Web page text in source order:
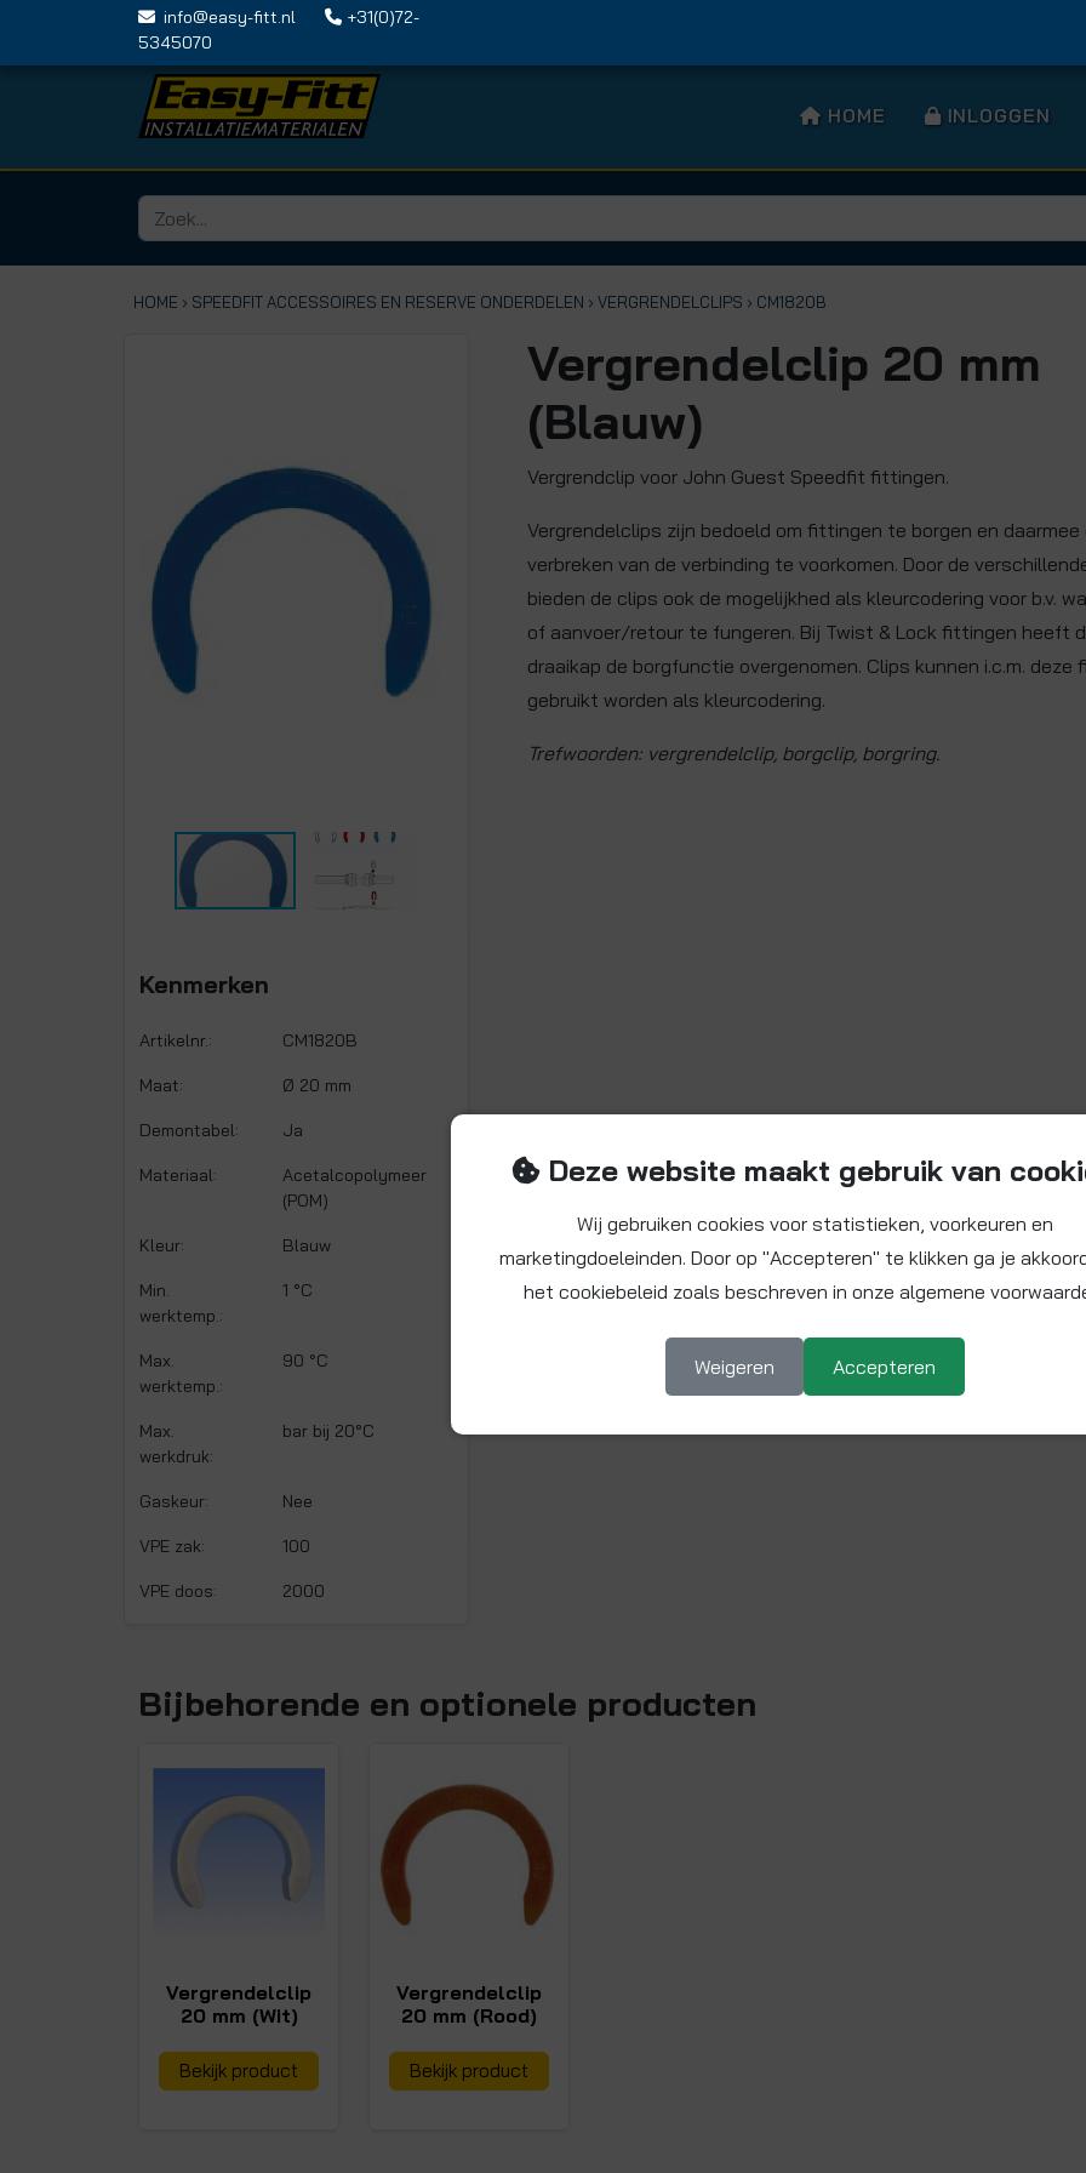
info@easy-fitt.nl
+31(0)72-
5345070
HOME INLOGGEN
HOME › SPEEDFIT ACCESSOIRES EN RESERVE ONDERDELEN › VERGRENDELCLIPS › CM1820B
Kenmerken
Artikelnr.: CM1820B
Maat: Ø 20 mm
Demontabel: Ja
Materiaal:
Acetalcopolymeer
(POM)
Kleur: Blauw
Min.
werktemp.:
1 °C
Max.
werktemp.:
90 °C
Max.
werkdruk:
bar bij 20°C
Gaskeur: Nee
VPE zak: 100
VPE doos: 2000
Vergrendelclip 20 mm
(Blauw)
Vergrendclip voor John Guest Speedfit fittingen.
Vergrendelclips zijn bedoeld om fittingen te borgen en daarmee
verbreken van de verbinding te voorkomen. Door de
bieden de clips ook de mogelijkhed als kleurcodering voor b.v.
of aanvoer/retour te fungeren. Bij Twist & Lock fittingen heeft
draaikap de borgfunctie overgenomen. Clips kunnen i.c.m. deze
gebruikt worden als kleurcodering.
Trefwoorden: vergrendelclip, borgclip, borgring.
Bijbehorende en optionele producten
Vergrendelclip
20 mm (Wit)
Bekijk product
Vergrendelclip
20 mm (Rood)
Bekijk product
Deze website maakt gebruik van
Wij gebruiken cookies voor statistieken, voorkeuren en
marketingdoeleinden. Door op "Accepteren" te klikken ga je
het cookiebeleid zoals beschreven in onze algemene
Weigeren Accepteren